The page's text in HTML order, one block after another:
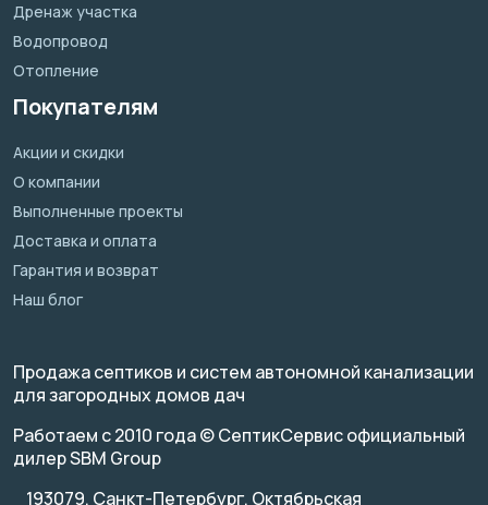
Дренаж участка
Водопровод
Отопление
Покупателям
Акции и скидки
О компании
Выполненные проекты
Доставка и оплата
Гарантия и возврат
Наш блог
Продажа септиков и систем автономной канализации
для загородных домов дач
Работаем с 2010 года © СептикСервис официальный
дилер SBM Group
193079, Санкт-Петербург, Октябрьская